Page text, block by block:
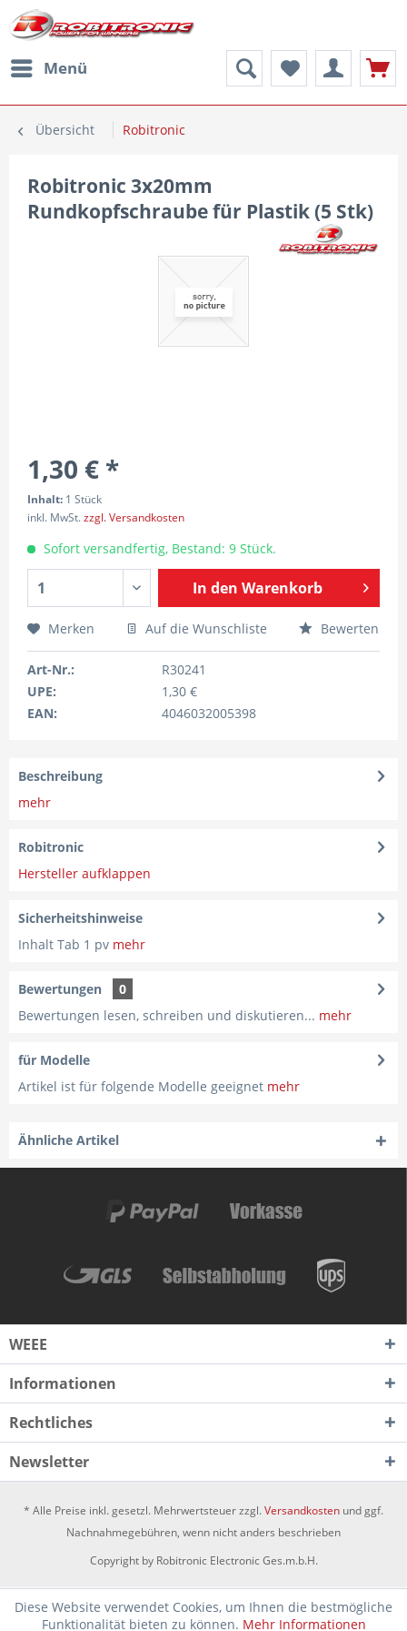
Menü
Übersicht Robitronic
Robitronic 3x20mm
Rundkopfschraube für Plastik (5 Stk)
1,30 € *
Inhalt: 1 Stück
inkl. MwSt.zzgl. Versandkosten
Sofort versandfertig, Bestand: 9 Stück.
In den Warenkorb
Merken Auf die Wunschliste Bewerten
Art-Nr.:
R30241
UPE:
1,30 €
EAN:
4046032005398
Beschreibung
mehr
Robitronic
Hersteller aufklappen
Sicherheitshinweise
Inhalt Tab 1 pv mehr
Bewertungen
0
Bewertungen lesen, schreiben und diskutieren... mehr
für Modelle
Artikel ist für folgende Modelle geeignet mehr
Ähnliche Artikel
WEEE
Informationen
Rechtliches
Newsletter
* Alle Preise inkl. gesetzl. Mehrwertsteuer zzgl.Versandkosten und ggf.
Nachnahmegebühren, wenn nicht anders beschrieben
Copyright by Robitronic Electronic Ges.m.b.H.
Diese Website verwendet Cookies, um Ihnen die bestmögliche
Funktionalität bieten zu können. Mehr Informationen